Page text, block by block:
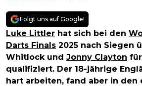
Folgt uns auf Google!
Luke Littler hat sich bei den
Darts Finals 2025 nach Siegen
Whitlock und Jonny Clayton
qualifiziert. Der 18-jährige
hart arbeiten, fand aber in den